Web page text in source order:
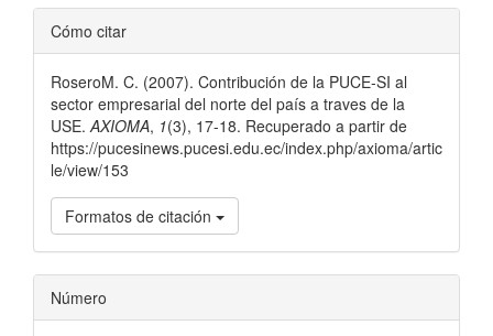
Detalles
del
artículo
Cómo citar
RoseroM. C. (2007). Contribución de la PUCE-SI al
sector empresarial del norte del país a traves de la
USE.AXIOMA, 1(3), 17-18. Recuperado a partir de
https://pucesinews.pucesi.edu.ec/index.php/axioma/artic
le/view/153
Formatos de citación
Número